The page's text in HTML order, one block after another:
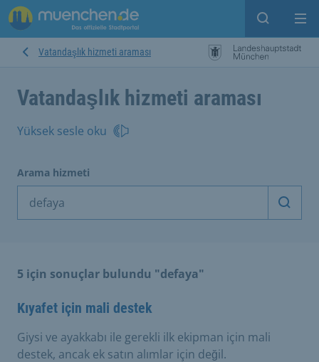
Open
Vatandaşlık hizmeti araması
Vatandaşlık hizmeti araması
Yüksek sesle oku
Arama hizmeti
5 için sonuçlar bulundu "defaya"
Kıyafet için mali destek
Giysi ve ayakkabı ile gerekli ilk ekipman için mali
destek, ancak ek satın alımlar için değil.